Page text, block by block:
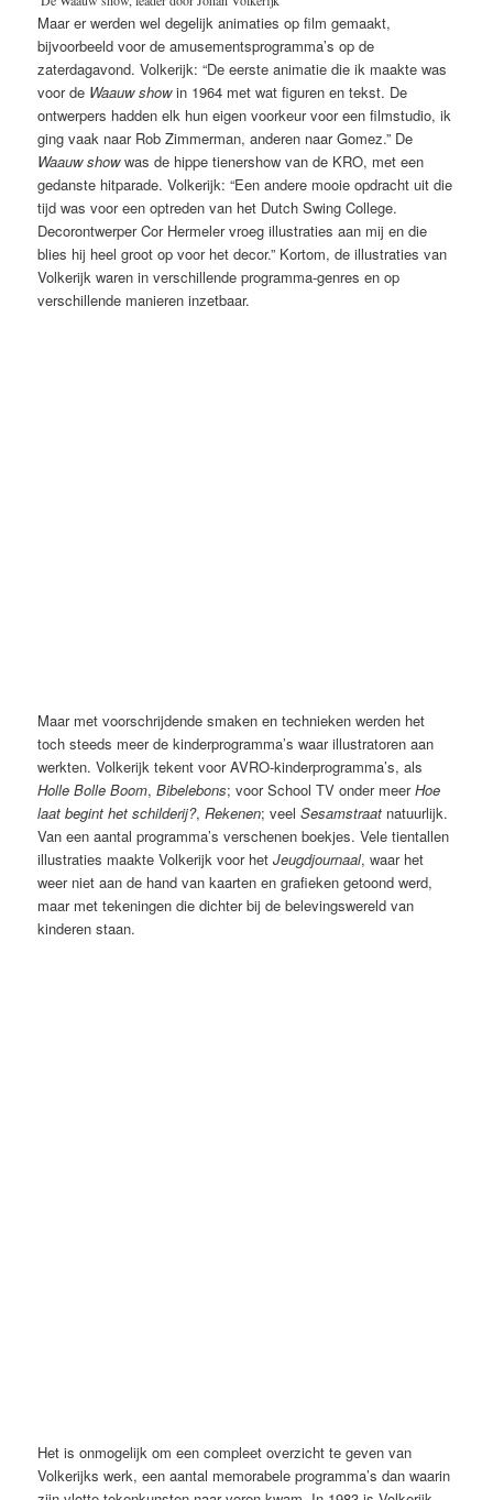
Maar er werden wel degelijk animaties op film gemaakt,
bijvoorbeeld voor de amusementsprogramma’s op de
zaterdagavond. Volkerijk: “De eerste animatie die ik maakte was
voor de Waauw showin 1964 met wat figuren en tekst. De
ontwerpers hadden elk hun eigen voorkeur voor een filmstudio, ik
ging vaak naar Rob Zimmerman, anderen naar Gomez.” De
Waauw showwas de hippe tienershow van de KRO, met een
gedanste hitparade. Volkerijk: “Een andere mooie opdracht uit die
tijd was voor een optreden van het Dutch Swing College.
Decorontwerper Cor Hermeler vroeg illustraties aan mij en die
blies hij heel groot op voor het decor.” Kortom, de illustraties van
Volkerijk waren in verschillende programma-genres en op
verschillende manieren inzetbaar.
Maar met voorschrijdende smaken en technieken werden het
toch steeds meer de kinderprogramma’s waar illustratoren aan
werkten. Volkerijk tekent voor AVRO-kinderprogramma’s, als
Holle Bolle Boom,Bibelebons; voor School TV onder meerHoe
laat begint het schilderij?,Rekenen; veelSesamstraat natuurlijk.
Van een aantal programma’s verschenen boekjes. Vele tientallen
illustraties maakte Volkerijk voor hetJeugdjournaal, waar het
weer niet aan de hand van kaarten en grafieken getoond werd,
maar met tekeningen die dichter bij de belevingswereld van
kinderen staan.
Het is onmogelijk om een compleet overzicht te geven van
Volkerijks werk, een aantal memorabele programma’s dan waarin